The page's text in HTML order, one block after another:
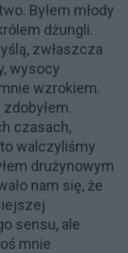
Byłem młody
dżungli.
zwłaszcza
wysocy
wzrokiem.
czasach,
walczyliśmy
drużynowym
nam się, że
sensu, ale
mnie